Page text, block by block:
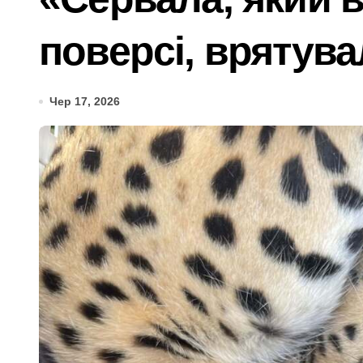
Дивовижне порятунок:
Від навчального закладу до
Більше 1,3 млн набоїв та 2500
Ремонт тормозной системы
Київ: судовий процес над
Від 27 до 41 градуса: який вид
Послуги митного брокера як частина
У Києві колишньому директору
Київщина пережила сплеск
поверсі,
Чер 17, 2026